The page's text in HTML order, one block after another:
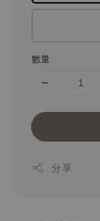
數量
分享